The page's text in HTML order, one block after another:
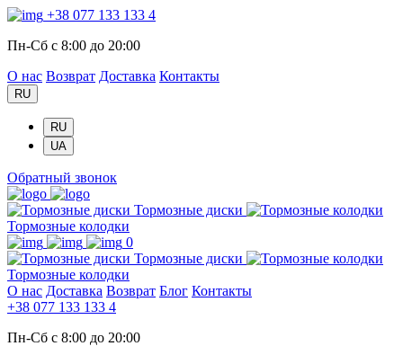
+38 077 133 133 4
Пн-Сб с 8:00 до 20:00
О нас Возврат Доставка Контакты
RU
RU
UA
Обратный звонок
Тормозные диски
Тормозные колодки
0
Тормозные диски
Тормозные колодки
О нас Доставка Возврат Блог Контакты
+38 077 133 133 4
Пн-Сб с 8:00 до 20:00